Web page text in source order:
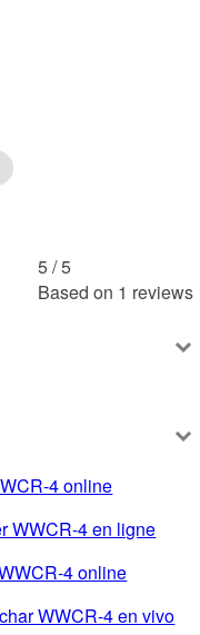
5 /5
Based on 1 reviews
4 online
WWCR-4 en ligne
4 online
WWCR-4 en vivo